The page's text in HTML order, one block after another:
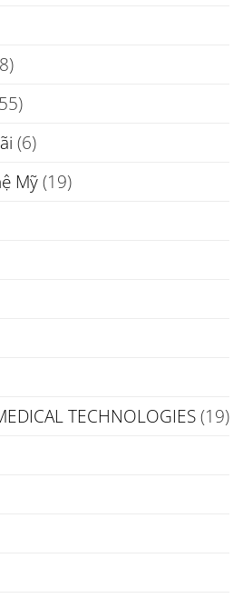
(6)
Mỹ(19)
TECHNOLOGIES(19)